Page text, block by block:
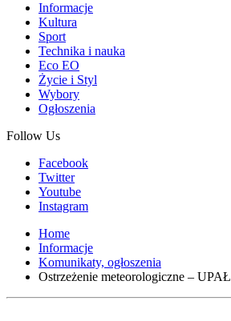
Informacje
Kultura
Sport
Technika i nauka
Eco EO
Życie i Styl
Wybory
Ogłoszenia
Follow Us
Facebook
Twitter
Youtube
Instagram
Home
Informacje
Komunikaty, ogłoszenia
Ostrzeżenie meteorologiczne – UPAŁ